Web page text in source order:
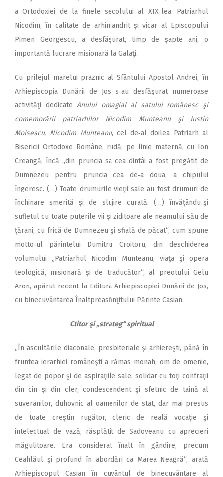
a Ortodoxiei de la finele secolului al XIX‑lea. Patriarhul
Nicodim, în calitate de arhimandrit şi vicar al Episcopului
Pimen Georgescu, a desfăşurat, timp de şapte ani, o
importantă lucrare misionară la Galaţi.
Cu prilejul marelui praznic al Sfântului Apostol Andrei, în
Arhiepiscopia Dunării de Jos s‑au desfăşurat numeroase
activităţi dedicateAnului omagial al satului românesc şi
comemorării patriarhilor Nicodim Munteanu şi Iustin
Moisescu. Nicodim Munteanu, cel de‑al doilea Patriarh al
Bisericii Ortodoxe Române, rudă, pe linie maternă, cu Ion
Creangă, încă „din pruncia sa cea dintâi a fost pregătit de
Dumnezeu pentru pruncia cea de‑a doua, a chipului
îngeresc. (…) Toate drumurile vieţii sale au fost drumuri de
închinare smerită şi de slujire curată. (…) învăţându‑şi
sufletul cu toate puterile vii şi ziditoare ale neamului său de
ţărani, cu frică de Dumnezeu şi sfială de păcat“, cum spune
motto‑ul părintelui Dumitru Croitoru, din deschiderea
volumului „Patriarhul Nicodim Munteanu, viaţa şi opera
teologică, misionară şi de traducător“, al preotului Gelu
Aron, apărut recent la Editura Arhiepiscopiei Dunării de Jos,
cu binecuvântarea Înaltpreasfinţitului Părinte Casian.
Ctitor şi „strateg“ spiritual
„În ascultările diaconale, pres­biteriale şi arhiereşti, până în
fruntea ierarhiei româneşti a rămas monah, om de omenie,
legat de popor şi de aspiraţiile sale, solidar cu toţi confraţii
din cin şi din cler, condescendent şi sfetnic de taină al
suveranilor, duhovnic al oamenilor de stat, dar mai presus
de toate creştin rugător, cleric de reală vocaţie şi
intelectual de vază, răsplătit de Sadoveanu cu aprecieri
măgulitoare. Era considerat înalt în gândire, precum
Ceahlăul şi profund în abordări ca Marea Neagră“, arată
Arhiepiscopul Casian în cuvântul de binecuvântare al